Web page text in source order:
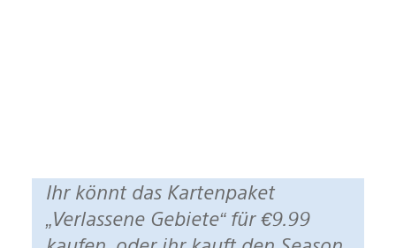
Ihr könnt das Kartenpaket
„Verlassene Gebiete“ für €9.99